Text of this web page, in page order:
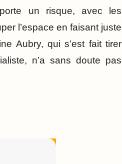
un risque, avec les
l’espace en faisant juste
Aubry, qui s’est fait tirer
n’a sans doute pas